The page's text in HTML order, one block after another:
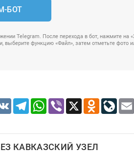
БОТ
Telegram. После перехода в бот, нажмите на
выберите функцию «Файл», затем отметьте фото
VK TelegramWhatsApp
Viber X
КАВКАЗСКИЙ УЗЕЛ